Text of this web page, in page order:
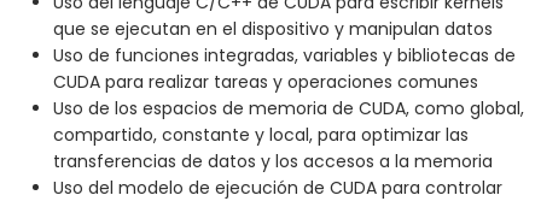
que se ejecutan en el dispositivo y manipulan datos
Uso de funciones integradas, variables y bibliotecas de
CUDA para realizar tareas y operaciones comunes
Uso de los espacios de memoria de CUDA, como global,
compartido, constante y local, para optimizar las
transferencias de datos y los accesos a la memoria
Uso del modelo de ejecución de CUDA para controlar